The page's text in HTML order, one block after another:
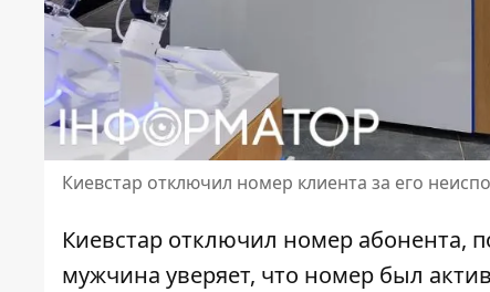
Киевстар отключил номер клиента за его
Киевстар отключил номер абонента,
мужчина уверяет, что номер был